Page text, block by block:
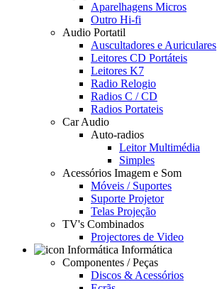
Aparelhagens Micros
Outro Hi-fi
Audio Portatil
Auscultadores e Auriculares
Leitores CD Portáteis
Leitores K7
Radio Relogio
Radios C / CD
Radios Portateis
Car Audio
Auto-radios
Leitor Multimédia
Simples
Acessórios Imagem e Som
Móveis / Suportes
Suporte Projetor
Telas Projeção
TV's Combinados
Projectores de Video
Informática
Componentes / Peças
Discos & Acessórios